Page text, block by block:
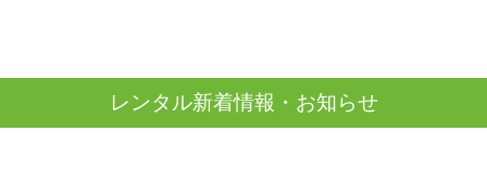
レンタル新着情報・お知らせ